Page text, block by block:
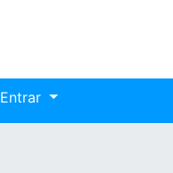
Entrar